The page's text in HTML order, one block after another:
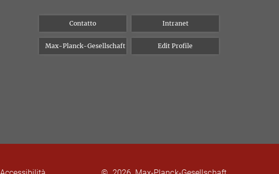
Contatto Intranet
Max-Planck-Gesellschaft Edit Profile